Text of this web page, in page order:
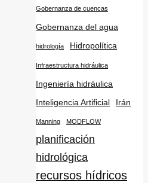
Gobernanza de cuencas
Gobernanza del agua
hidrología Hidropolítica
Infraestructura hidráulica
Ingeniería hidráulica
Inteligencia Artificial
Irán
Manning MODFLOW
planificación
hidrológica
recursos hídricos